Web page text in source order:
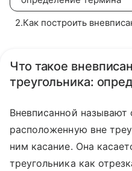
2.Как построить
Что такое
треугольника:
Вневписанной называют
расположенную вне
ним касание. Она
треугольника как